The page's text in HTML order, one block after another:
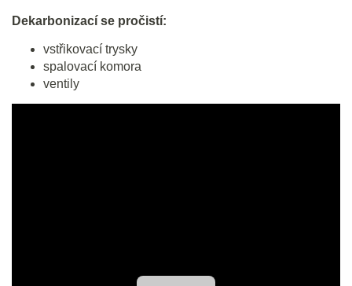
Dekarbonizací se pročistí:
vstřikovací trysky
spalovací komora
ventily